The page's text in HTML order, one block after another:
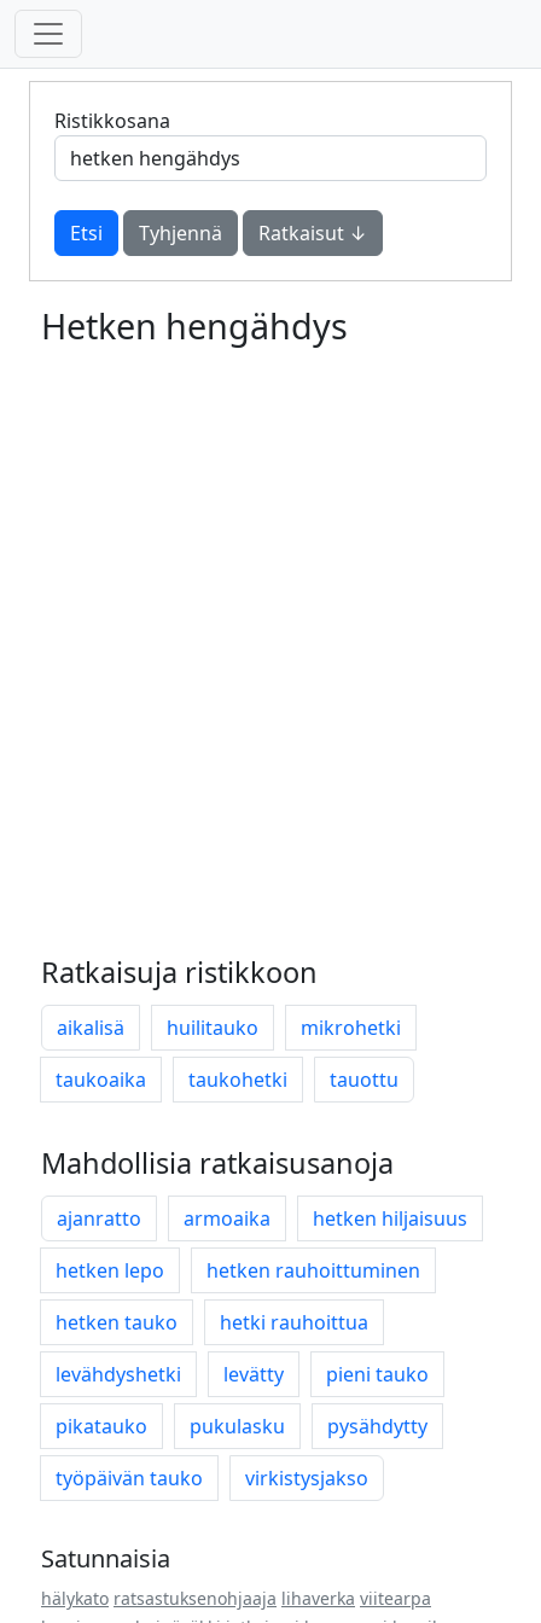
Ristikkosana
Tyhjennä Ratkaisut ↓
Hetken hengähdys
Ratkaisuja ristikkoon
aikalisä huilitauko
mikrohetki
taukoaika
taukohetki tauottu
Mahdollisia ratkaisusanoja
ajanratto armoaika
hetken hiljaisuus
hetken lepo
hetken rauhoittuminen
hetken tauko
hetki rauhoittua
levähdyshetki
levätty
pieni tauko
pikatauko
pukulasku
pysähdytty
työpäivän tauko
virkistysjakso
Satunnaisia
hälykato ratsastuksenohjaaja lihaverka viitearpa